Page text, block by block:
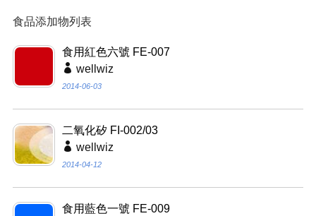
食品添加物列表
食用紅色六號 FE-007
wellwiz
2014-06-03
二氧化矽 FI-002/03
wellwiz
2014-04-12
食用藍色一號 FE-009